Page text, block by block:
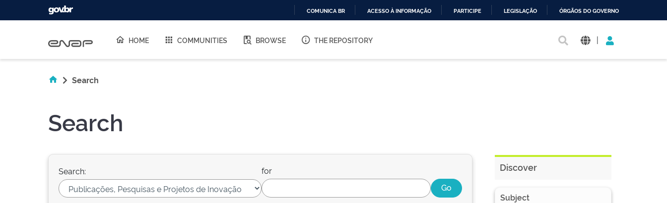
O
COMUNICA BR ACESSO À INFORMAÇÃO PARTICIPE LEGISLAÇÃO ÓRGÃOS DO GOVERNO
HOME COMMUNITIES BROWSE THE REPOSITORY |
Search
Search
Search: for Discover
Subject